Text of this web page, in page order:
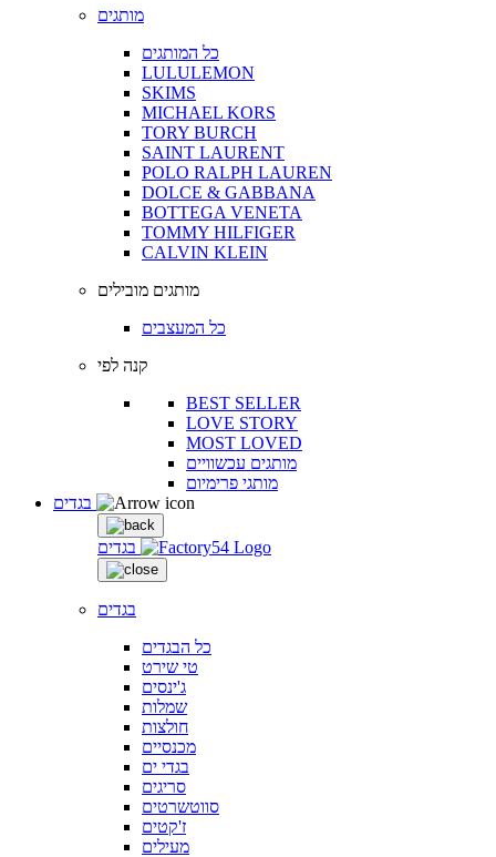
מותגים
כל המותגים
LULULEMON
SKIMS
MICHAEL KORS
TORY BURCH
SAINT LAURENT
POLO RALPH LAUREN
DOLCE & GABBANA
BOTTEGA VENETA
TOMMY HILFIGER
CALVIN KLEIN
מותגים מובילים
כל המעצבים
קנה לפי
BEST SELLER
LOVE STORY
MOST LOVED
מותגים עכשוויים
מותגי פרימיום
בגדים
בגדים
כל הבגדים
טי שירט
ג'ינסים
שמלות
חולצות
מכנסיים
בגדי ים
סריגים
סווטשרטים
ז'קטים
מעילים